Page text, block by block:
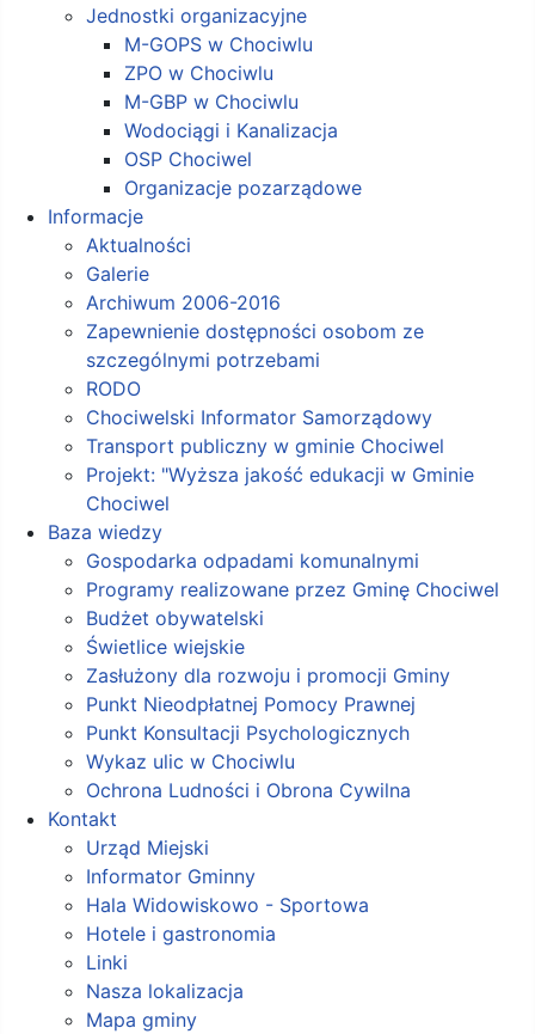
Jednostki organizacyjne
M-GOPS w Chociwlu
ZPO w Chociwlu
M-GBP w Chociwlu
Wodociągi i Kanalizacja
OSP Chociwel
Organizacje pozarządowe
Informacje
Aktualności
Galerie
Archiwum 2006-2016
Zapewnienie dostępności osobom ze
szczególnymi potrzebami
RODO
Chociwelski Informator Samorządowy
Transport publiczny w gminie Chociwel
Projekt: "Wyższa jakość edukacji w Gminie
Chociwel
Baza wiedzy
Gospodarka odpadami komunalnymi
Programy realizowane przez Gminę Chociwel
Budżet obywatelski
Świetlice wiejskie
Zasłużony dla rozwoju i promocji Gminy
Punkt Nieodpłatnej Pomocy Prawnej
Punkt Konsultacji Psychologicznych
Wykaz ulic w Chociwlu
Ochrona Ludności i Obrona Cywilna
Kontakt
Urząd Miejski
Informator Gminny
Hala Widowiskowo - Sportowa
Hotele i gastronomia
Linki
Nasza lokalizacja
Mapa gminy